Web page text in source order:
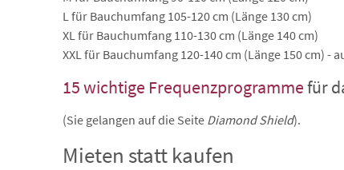
L für Bauchumfang 105-120 cm (Länge 130 cm)
XL für Bauchumfang 110-130 cm (Länge 140 cm)
XXL für Bauchumfang 120-140 cm (Länge 150 cm) -
15 wichtige Frequenzprogrammefür
(Sie gelangen auf die Seite Diamond Shield).
Mieten statt kaufen